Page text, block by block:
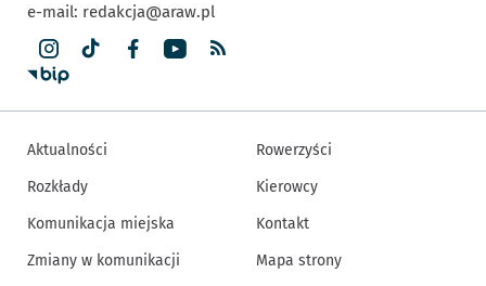
e-mail: redakcja@araw.pl
Aktualności
Rozkłady
Komunikacja miejska
Zmiany w komunikacji
Rowerzyści
Kierowcy
Kontakt
Mapa strony